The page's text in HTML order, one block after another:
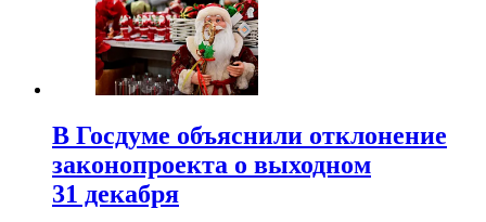
В Госдуме объяснили отклонение
законопроекта о выходном
31 декабря